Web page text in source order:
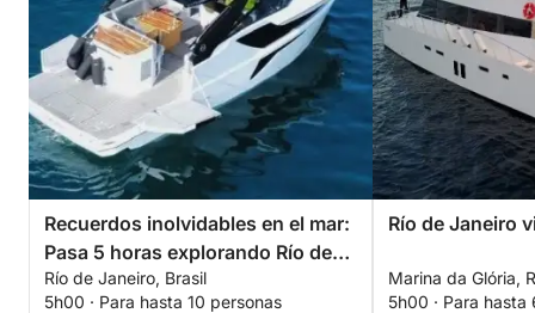
Recuerdos inolvidables en el mar:
Pasa 5 horas explorando Río de
Janeiro.
Río de Janeiro, Brasil
5h00 · Para hasta 10 personas
Río de Janeiro
Marina da Glória,
5h00 · Para